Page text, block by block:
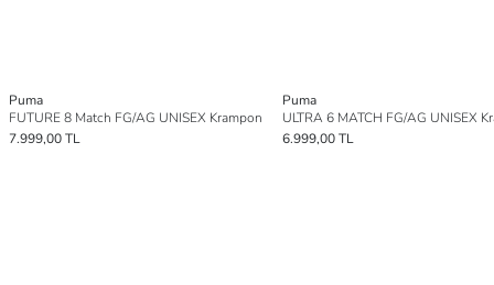
Puma
FUTURE 8 Match FG/AG UNISEX Krampon
7.999,00 TL
Puma
ULTRA 6 MATCH FG/AG UNISEX
6.999,00 TL